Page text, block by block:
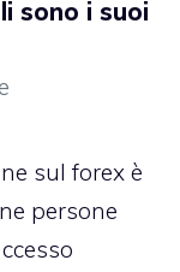
sono i suoi
sul forex è
persone